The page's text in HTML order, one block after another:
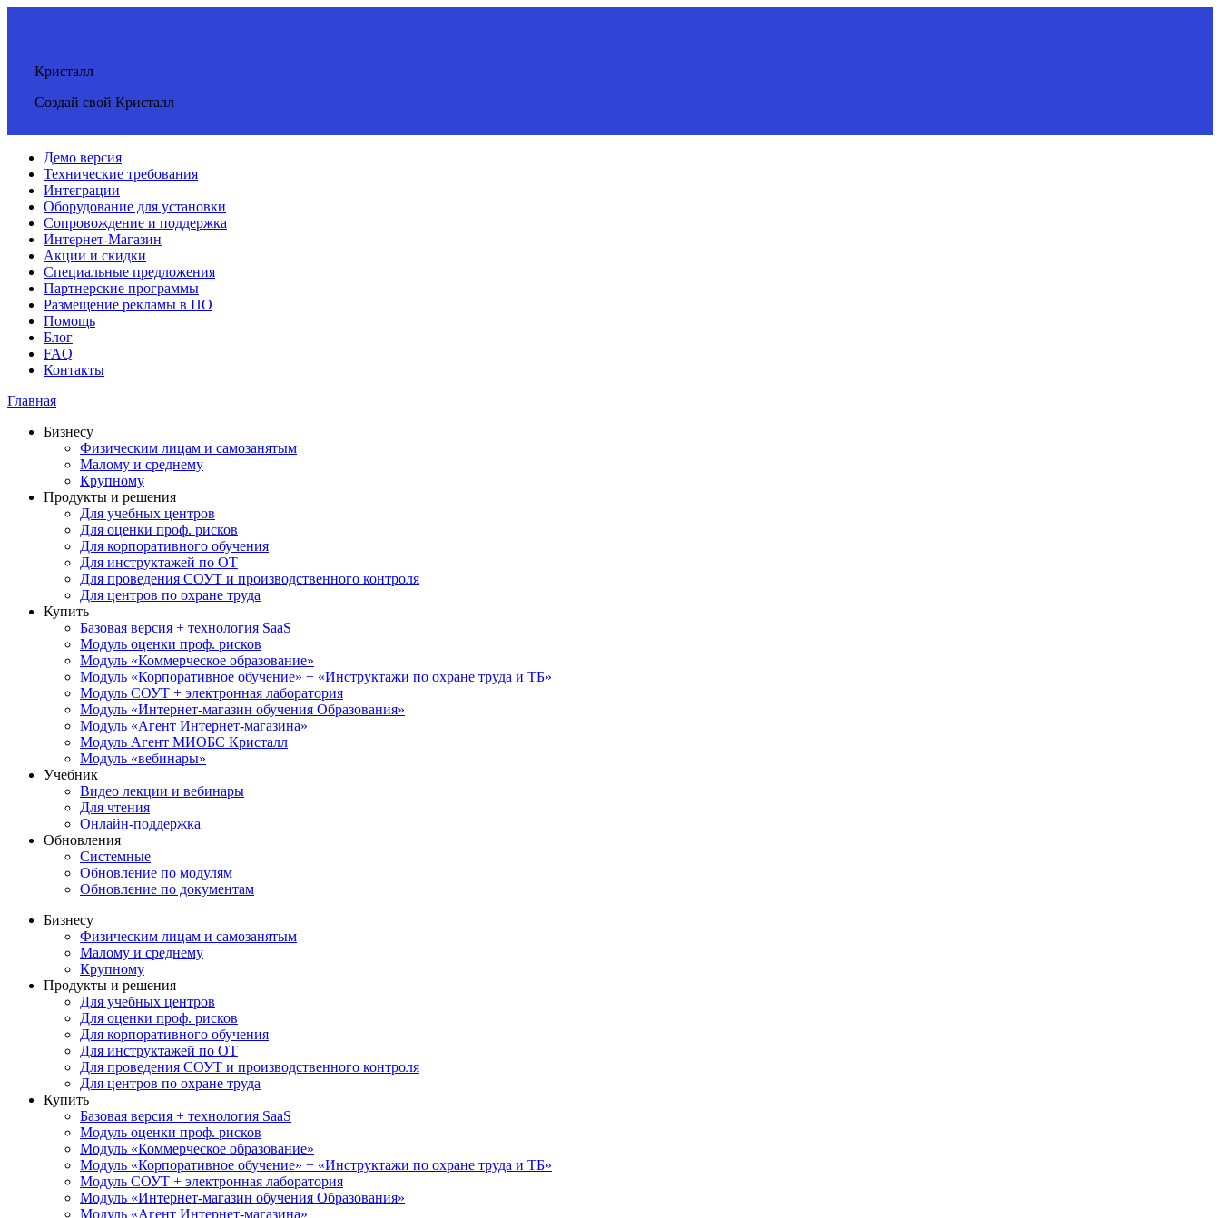
Кристалл
Создай свой Кристалл
Демо версия
Технические требования
Интеграции
Оборудование для установки
Сопровождение и поддержка
Интернет-Магазин
Акции и скидки
Специальные предложения
Партнерские программы
Размещение рекламы в ПО
Помощь
Блог
FAQ
Контакты
Главная
Бизнесу
Физическим лицам и самозанятым
Малому и среднему
Крупному
Продукты и решения
Для учебных центров
Для оценки проф. рисков
Для корпоративного обучения
Для инструктажей по ОТ
Для проведения СОУТ и производственного контроля
Для центров по охране труда
Купить
Базовая версия + технология SaaS
Модуль оценки проф. рисков
Модуль «Коммерческое образование»
Модуль «Корпоративное обучение» + «Инструктажи по охране труда и ТБ»
Модуль СОУТ + электронная лаборатория
Модуль «Интернет-магазин обучения Образования»
Модуль «Агент Интернет-магазина»
Модуль Агент МИОБС Кристалл
Модуль «вебинары»
Учебник
Видео лекции и вебинары
Для чтения
Онлайн-поддержка
Обновления
Системные
Обновление по модулям
Обновление по документам
Бизнесу
Физическим лицам и самозанятым
Малому и среднему
Крупному
Продукты и решения
Для учебных центров
Для оценки проф. рисков
Для корпоративного обучения
Для инструктажей по ОТ
Для проведения СОУТ и производственного контроля
Для центров по охране труда
Купить
Базовая версия + технология SaaS
Модуль оценки проф. рисков
Модуль «Коммерческое образование»
Модуль «Корпоративное обучение» + «Инструктажи по охране труда и ТБ»
Модуль СОУТ + электронная лаборатория
Модуль «Интернет-магазин обучения Образования»
Модуль «Агент Интернет-магазина»